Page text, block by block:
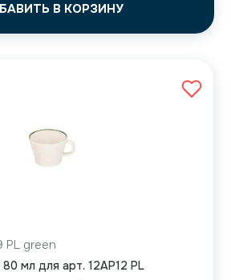
В КОРЗИНУ
PL green
мл для арт. 12AP12 PL